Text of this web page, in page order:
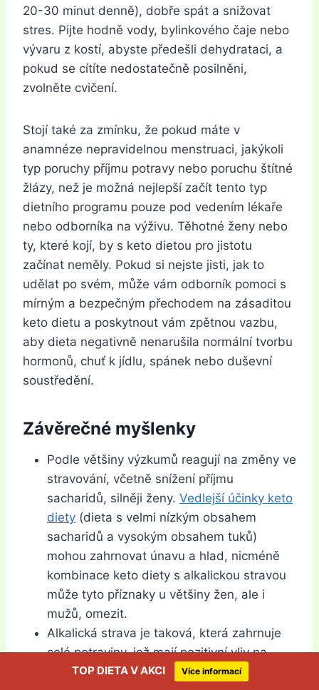
20-30 minut denně), dobře spát a snižovat
stres. Pijte hodně vody, bylinkového čaje nebo
vývaru z kostí, abyste předešli dehydrataci, a
pokud se cítíte nedostatečně posilněni,
zvolněte cvičení.
Stojí také za zmínku, že pokud máte v
anamnéze nepravidelnou menstruaci, jakýkoli
typ poruchy příjmu potravy nebo poruchu štítné
žlázy, než je možná nejlepší začít tento typ
dietního programu pouze pod vedením lékaře
nebo odborníka na výživu. Těhotné ženy nebo
ty, které kojí, by s keto dietou pro jistotu
začínat neměly. Pokud si nejste jisti, jak to
udělat po svém, může vám odborník pomoci s
mírným a bezpečným přechodem na zásaditou
keto dietu a poskytnout vám zpětnou vazbu,
aby dieta negativně nenarušila normální tvorbu
hormonů, chuť k jídlu, spánek nebo duševní
soustředění.
Závěrečné myšlenky
Podle většiny výzkumů reagují na změny ve
stravování, včetně snížení příjmu
sacharidů, silněji ženy. Vedlejší účinky keto
diety (dieta s velmi nízkým obsahem
sacharidů a vysokým obsahem tuků)
mohou zahrnovat únavu a hlad, nicméně
kombinace keto diety s alkalickou stravou
může tyto příznaky u většiny žen, ale i
mužů, omezit.
Alkalická strava je taková, která zahrnuje
celé potraviny, jež mají pozitivní vliv na
hladinu pH krve a moči tím, že snižují
TOP DIETA V AKCI Více informací